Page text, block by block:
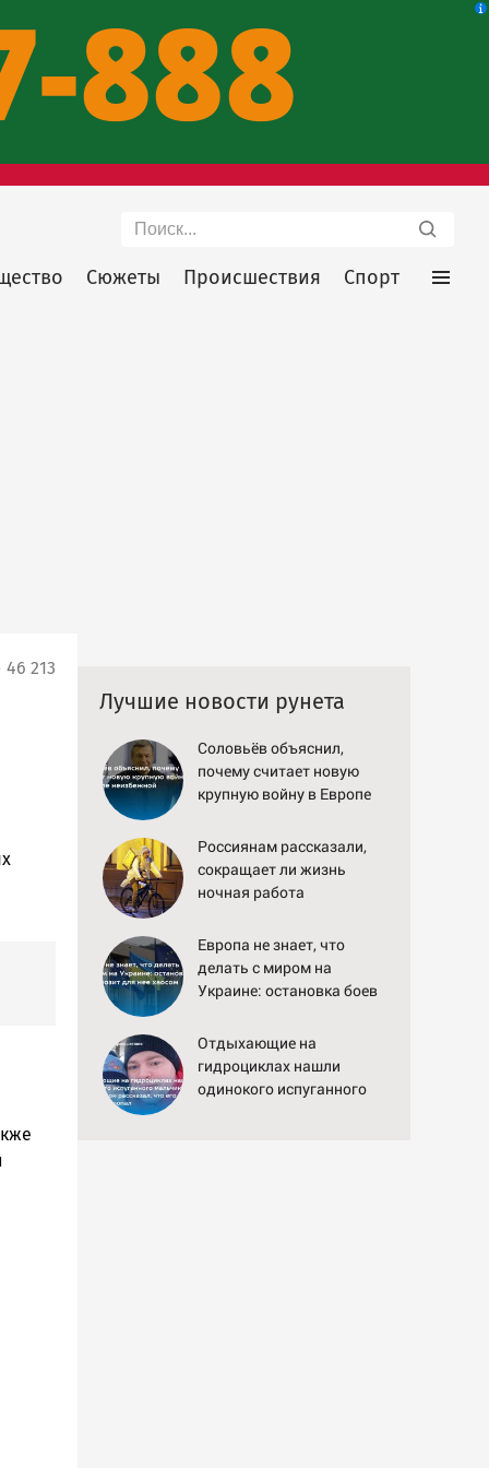
Поиск
Сюжеты Происшествия Спорт
46 213
Лучшие новости рунета
Соловьёв объяснил,
почему считает новую
крупную войну в Европе
Россиянам рассказали,
сокращает ли жизнь
ночная работа
Европа не знает, что
делать с миром на
Украине: остановка боев
Отдыхающие на
гидроциклах нашли
одинокого испуганного